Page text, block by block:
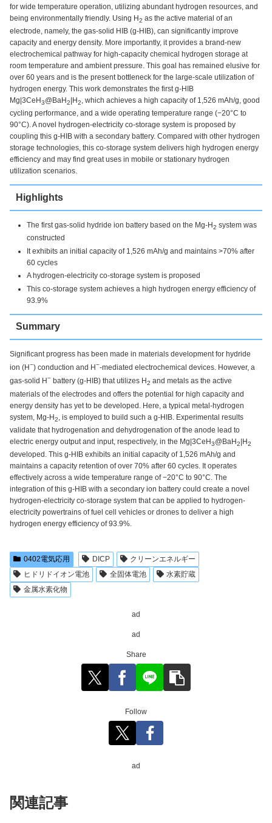
for wide temperature operation, utilizing abundant hydrogen resources, and
being environmentally friendly. Using H2 as the active material of an
electrode, namely, the gas-solid HIB (g-HIB), can significantly improve
capacity and energy density. More importantly, it provides a brand-new
electrochemical pathway for high-capacity chemical hydrogen storage at
room temperature and ambient pressure. This goal has remained elusive for
over 60 years and is the present bottleneck for the large-scale utilization of
hydrogen energy. This work demonstrates the first g-HIB
Mg|3CeH3@BaH2 |H2, which achieves a high capacity of 1,526 mAh/g, good
cycling performance, and a wide operating temperature range (−20°C to
90°C). A novel hydrogen-electricity co-storage system is proposed by
coupling this g-HIB with a secondary battery. Compared with other hydrogen
storage technologies, this co-storage system delivers high hydrogen energy
efficiency and may find great uses in mobile or stationary hydrogen
utilization scenarios.
Highlights
The first gas-solid hydride ion battery based on the Mg-H2 system was
constructed
It exhibits an initial capacity of 1,526 mAh/g and maintains >70% after
60 cycles
A hydrogen-electricity co-storage system is proposed
This co-storage system achieves a high hydrogen energy efficiency of
93.9%
Summary
Significant progress has been made in materials development for hydride
ion (H−) conduction and H−-mediated electrochemical devices. However, a
gas-solid H− battery (g-HIB) that utilizes H2 and metals as the active
materials of the electrodes and offers the potential for high capacity and
energy density has yet to be developed. Here, a typical metal-hydrogen
system, Mg-H2
, is employed to build such a g-HIB. Experimental results
validate that hydrogenation and dehydrogenation of the anode lead to
electric energy output and input, respectively, in the Mg|3CeH3@BaH2 |H2
developed. This g-HIB exhibits an initial capacity of 1,526 mAh/g and
maintains a capacity retention of over 70% after 60 cycles. It operates
effectively across a wide temperature range of −20°C to 90°C. The
integration of this g-HIB with a secondary ion battery could create a novel
hydrogen-electricity co-storage system that can be applied to hydrogen-
electricity powertrains of fuel cell vehicles or drones to deliver a high
hydrogen energy efficiency of 93.9%.
0402電気応用 DICP
クリーンエネルギー
ヒドリドイオン電池
全固体電池
水素貯蔵
金属水素化物
ad
ad
Share
Follow
ad
関連記事